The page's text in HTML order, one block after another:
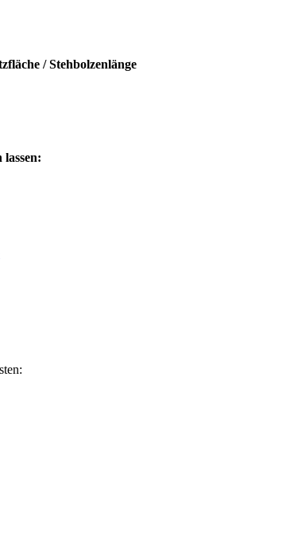
/ Stehbolzenlänge